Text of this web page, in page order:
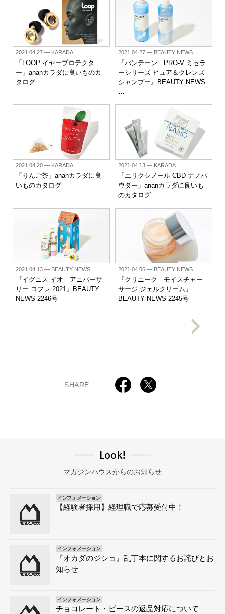
2021.04.27— KARADA
「LOOP イヤープロテクタ
ー」ananカラダに良いものカ
タログ
2021.04.27— BEAUTY NEWS
『パンテーン PRO-V ミセラ
ーシリーズ ピュア＆クレンズ
シャンプー』BEAUTY NEWS
2021.04.20— KARADA
「りんご茶」ananカラダに良
いものカタログ
2021.04.13— KARADA
「エリクシノール CBD ナノパ
ウダー」ananカラダに良いも
のカタログ
2021.04.13— BEAUTY NEWS
『イグニス イオ アニバーサ
リー コフレ 2021』BEAUTY
NEWS 2246号
2021.04.06— BEAUTY NEWS
『クリニーク モイスチャー
サージ ジェルクリーム』
BEAUTY NEWS 2245号
SHARE
Look!
マガジンハウスからのお知らせ
インフォメーション
【経験者採用】経理職で応募受付中！
インフォメーション
『オカダのジショ』乱丁本に関するお詫びとお
知らせ
インフォメーション
チョコレート・ピースの返品対応について